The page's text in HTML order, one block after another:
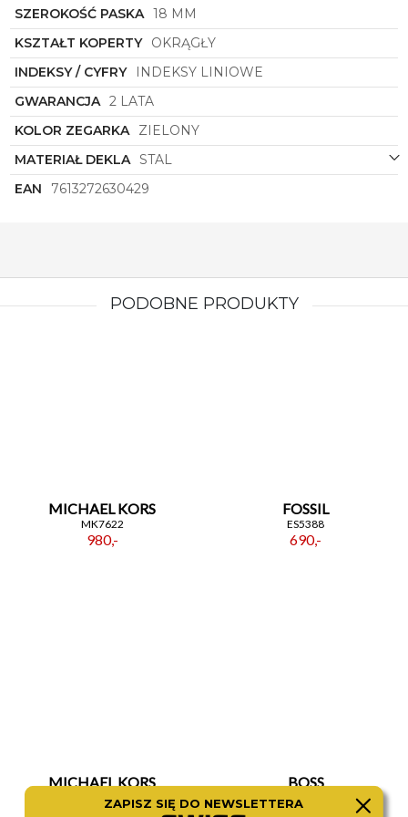
zachwyci Cię swoim wyglądem i funkcjonalnością.
Pozwól sobie na odrobinę luksusu i wybierz ten
doskonały czasomierz, który stanie się nieodłącznym
elementem Twojej garderoby i podkreśli Twój
niepowtarzalny styl.
SZEROKOŚĆ PASKA 18 MM
KSZTAŁT KOPERTY OKRĄGŁY
INDEKSY / CYFRY
INDEKSY LINIOWE
GWARANCJA 2 LATA
KOLOR ZEGARKA ZIELONY
MATERIAŁ DEKLA STAL
EAN
7613272630429
PODOBNE PRODUKTY
MICHAEL KORS
MK7622
980,-
FOSSIL
ES5388
690,-
MICHAEL KORS
MK4737
980,-
BOSS
1502785
980,-
ZAPISZ SIĘ DO NEWSLETTERA